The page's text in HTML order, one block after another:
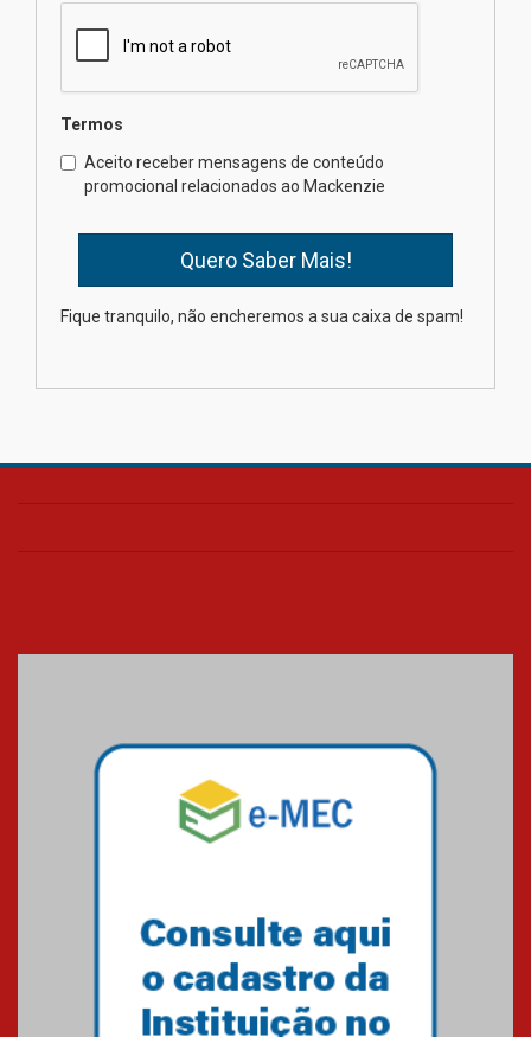
04.08.2026
internacionais
03.08.2026
Oncologista do HUEM ressalta
importância da prevenção e
diagnóstico precoce do câncer
de pulmão
Termos
Aceito receber mensagens de conteúdo
promocional relacionados ao Mackenzie
Fique tranquilo, não encheremos a sua caixa de spam!